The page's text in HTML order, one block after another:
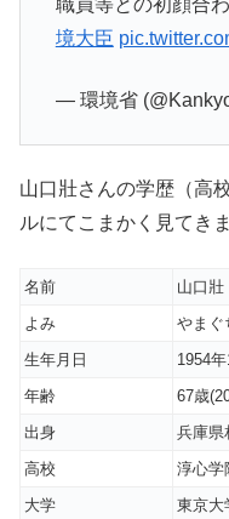
職員等との初顔合
境大臣
— 環境省
山口壯さんの学歴（高
ルにてこまかく見てき
名前
山口壯
よみ
やまぐ
生年月日
1954
年齢
67歳
出身
兵庫県
高校
淳心学
大学
東京大